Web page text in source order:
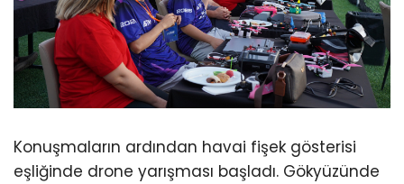
Konuşmaların ardından havai fişek gösterisi
eşliğinde drone yarışması başladı. Gökyüzünde